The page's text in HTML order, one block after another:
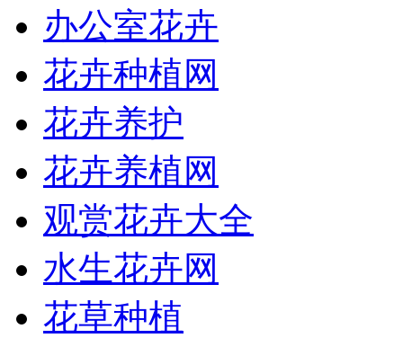
办公室花卉
花卉种植网
花卉养护
花卉养植网
观赏花卉大全
水生花卉网
花草种植